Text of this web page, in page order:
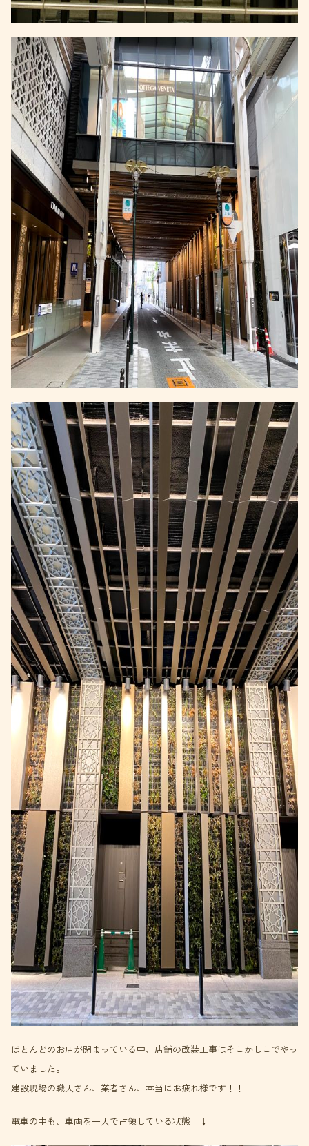
ほとんどのお店が閉まっている中、店舗の改装工事はそこかしこでやっ
ていました。
建設現場の職人さん、業者さん、本当にお疲れ様です！！
電車の中も、車両を一人で占領している状態 ↓